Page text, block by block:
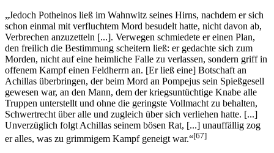
„Jedoch Potheinos ließ im Wahnwitz seines Hirns, nachdem er sich
schon einmal mit verfluchtem Mord besudelt hatte, nicht davon ab,
Verbrechen anzuzetteln [...]. Verwegen schmiedete er einen Plan,
den freilich die Bestimmung scheitern ließ: er gedachte sich zum
Morden, nicht auf eine heimliche Falle zu verlassen, sondern griff in
offenem Kampf einen Feldherrn an. [Er ließ eine] Botschaft an
Achillas überbringen, der beim Mord an Pompejus sein Spießgesell
gewesen war, an den Mann, dem der kriegsuntüchtige Knabe alle
Truppen unterstellt und ohne die geringste Vollmacht zu behalten,
Schwertrecht über alle und zugleich über sich verliehen hatte. [...]
Unverzüglich folgt Achillas seinem bösen Rat, [...] unauffällig zog
er alles, was zu grimmigem Kampf geneigt war.“[67]